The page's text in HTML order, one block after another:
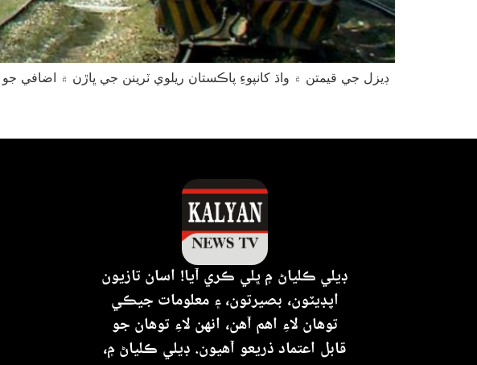
ڊيلي ڪلياڻ ۾ ڀلي ڪري آيا! اسان تازيون
اپڊيٽون، بصيرتون، ۽ معلومات جيڪي
توهان لاءِ اهم آهن، انهن لاءِ توهان جو
قابل اعتماد ذريعو آهيون. ڊيلي ڪلياڻ ۾،